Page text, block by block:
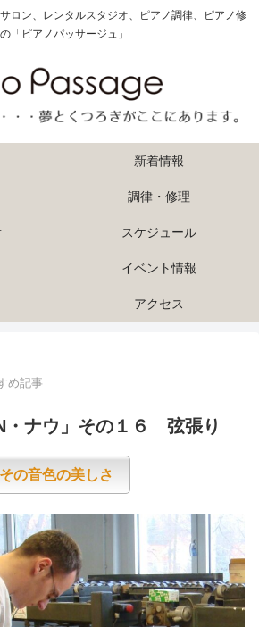
ロン、レンタルスタジオ、ピアノ調律、ピアノ修
「ピアノパッサージュ」
新着情報
調律・修理
スケジュール
イベント情報
アクセス
め記事
・ナウ」その１６ 弦張り
の音色の美しさ